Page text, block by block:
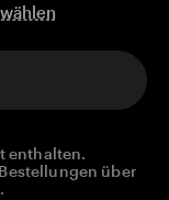
enthalten.
über